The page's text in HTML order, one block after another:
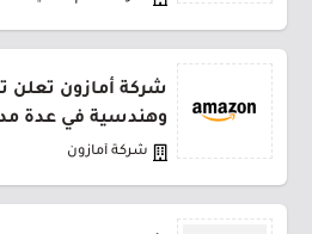
شركة أمازون تعلن
وهندسية في عدة
شركة أمازون